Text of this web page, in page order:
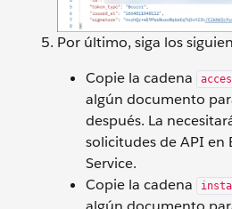
Por último, siga los
Copie la cadena
algún documento
después. La
solicitudes de API en
Service.
Copie la cadena